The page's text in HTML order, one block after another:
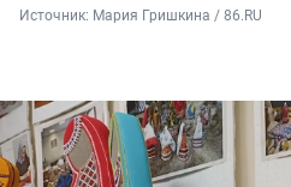
Источник: Мария Гришкина / 86.RU